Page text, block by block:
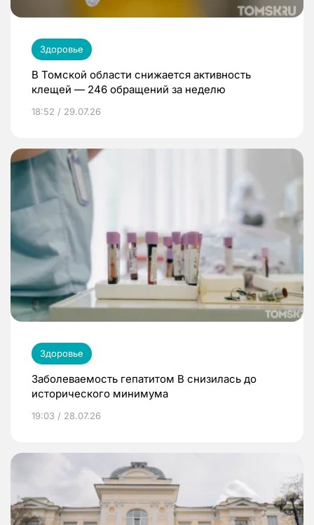
Здоровье
В Томской области снижается активность
клещей — 246 обращений за неделю
18:52 / 29.07.26
Здоровье
Заболеваемость гепатитом В снизилась до
исторического минимума
19:03 / 28.07.26